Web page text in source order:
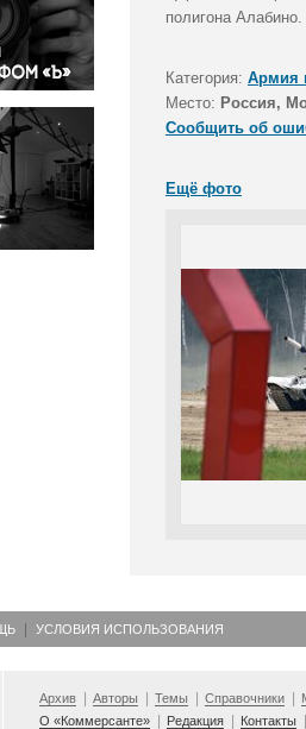
полигона
Категория: Армия
Место: Россия,
Сообщить об
Ещё фото
УСЛОВИЯ ИСПОЛЬЗОВАНИЯ
Архив Авторы Темы Справочники
О «Коммерсанте»
Редакция Контакты